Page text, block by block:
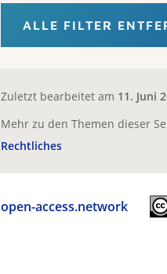
ALLE FILTER
Zuletzt bearbeitet am 11. Juni
Mehr zu den Themen dieser
Rechtliches
open-access.network